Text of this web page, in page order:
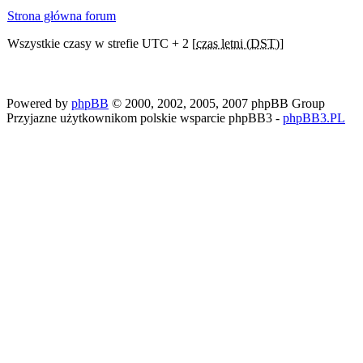
Strona główna forum
Wszystkie czasy w strefie UTC + 2 [czas letni (DST)]
Powered by phpBB © 2000, 2002, 2005, 2007 phpBB Group
Przyjazne użytkownikom polskie wsparcie phpBB3 - phpBB3.PL